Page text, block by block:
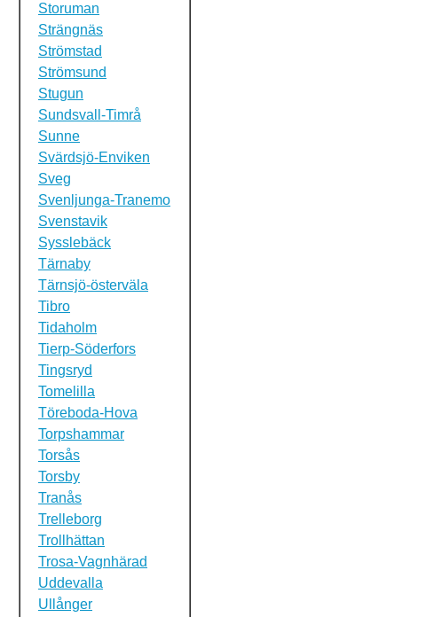
Storuman
Strängnäs
Strömstad
Strömsund
Stugun
Sundsvall-Timrå
Sunne
Svärdsjö-Enviken
Sveg
Svenljunga-Tranemo
Svenstavik
Sysslebäck
Tärnaby
Tärnsjö-österväla
Tibro
Tidaholm
Tierp-Söderfors
Tingsryd
Tomelilla
Töreboda-Hova
Torpshammar
Torsås
Torsby
Tranås
Trelleborg
Trollhättan
Trosa-Vagnhärad
Uddevalla
Ullånger